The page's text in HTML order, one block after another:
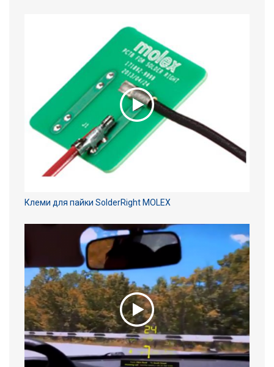
Клеми для пайки SolderRight MOLEX